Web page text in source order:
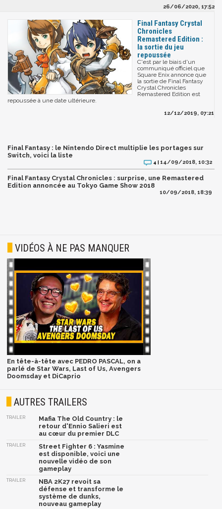
26/06/2020, 17:52
Final Fantasy Crystal
Chronicles
Remastered Edition :
la sortie du jeu
repoussée
C'est par le biais d'un
communiqué officiel que
Square Enix annonce que
la sortie de Final Fantasy
Crystal Chronicles
Remastered Edition est
repoussée à une date ultérieure.
12/12/2019, 07:21
Final Fantasy : le Nintendo Direct multiplie les portages sur
Switch, voici la liste
4 | 14/09/2018, 10:32
Final Fantasy Crystal Chronicles : surprise, une Remastered
Edition annoncée au Tokyo Game Show 2018
10/09/2018, 18:39
VIDÉOS À NE PAS MANQUER
En tête-à-tête avec PEDRO PASCAL, on a
parlé de Star Wars, Last of Us, Avengers
Doomsday et DiCaprio
AUTRES TRAILERS
TRAILER
Mafia The Old Country : le
retour d'Ennio Salieri est
au cœur du premier DLC
TRAILER
Street Fighter 6 : Yasmine
est disponible, voici une
nouvelle vidéo de son
gameplay
TRAILER
NBA 2K27 revoit sa
défense et transforme le
système de dunks,
nouveau gameplay